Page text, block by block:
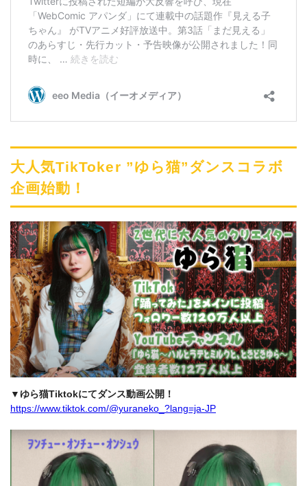
大人気TikToker ”ゆら猫”ダンスコラボ
企画始動！
▼ゆら猫Tiktokにてダンス動画公開！
https://www.tiktok.com/@yuraneko_?lang=ja-JP